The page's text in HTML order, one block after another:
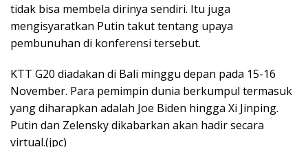
tidak bisa membela dirinya sendiri. Itu juga
mengisyaratkan Putin takut tentang upaya
pembunuhan di konferensi tersebut.
KTT G20 diadakan di Bali minggu depan pada 15-16
November. Para pemimpin dunia berkumpul termasuk
yang diharapkan adalah Joe Biden hingga Xi Jinping.
Putin dan Zelensky dikabarkan akan hadir secara
virtual.(jpc)